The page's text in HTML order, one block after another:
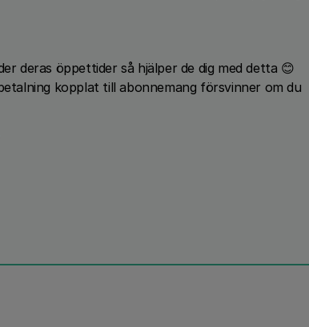
deras öppettider så hjälper de dig med detta 😊
kopplat till abonnemang försvinner om du